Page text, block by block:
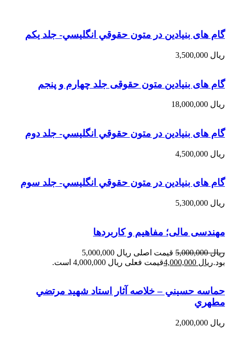
گام های بنیادین در متون حقوقي انگليسي- جلد يكم
ریال
گام های بنیادین متون حقوقی جلد چهارم و پنجم
ریال
گام های بنیادین در متون حقوقي انگليسي- جلد دوم
ریال
گام های بنیادین در متون حقوقي انگليسي- جلد سوم
ریال
مهندسی مالی؛ مفاهیم و کاربردها
ریال5,000,000
قیمت اصلی ریال 5,000,000
بود.ریال قیمت فعلی ریال 4,000,000 است.
حماسه حسيني – خلاصه آثار استاد شهيد مرتضي
مطهري
ریال